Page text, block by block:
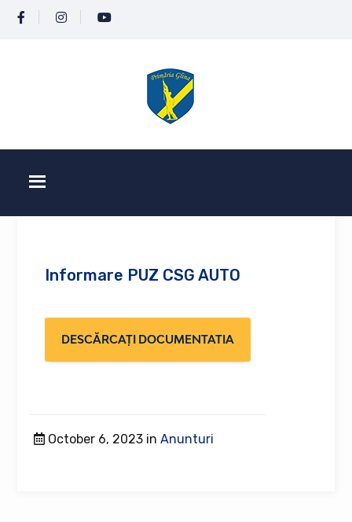
Informare PUZ CSG AUTO
DESCĂRCAȚI DOCUMENTATIA
October 6, 2023 inAnunturi